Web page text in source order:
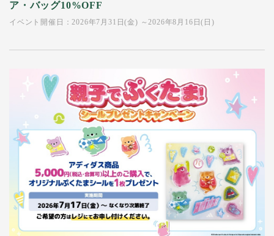
ア・バッグ10%OFF
イベント開催日：2026年7月31日(金) ～2026年8月16日(日)